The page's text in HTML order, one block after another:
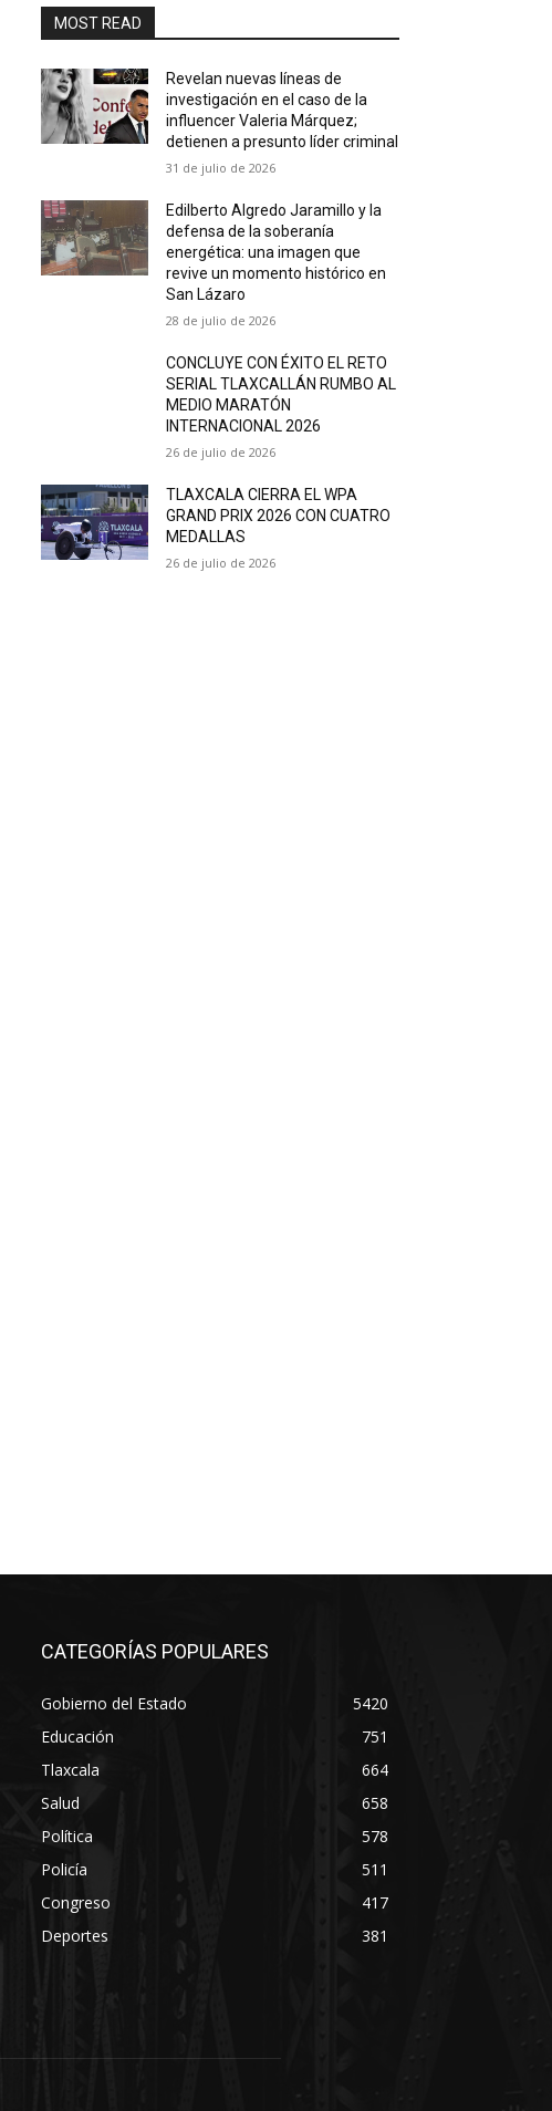
MOST READ
Revelan nuevas líneas de
investigación en el caso de la
influencer Valeria Márquez;
detienen a presunto líder criminal
31 de julio de 2026
Edilberto Algredo Jaramillo y la
defensa de la soberanía
energética: una imagen que
revive un momento histórico en
San Lázaro
28 de julio de 2026
CONCLUYE CON ÉXITO EL RETO
SERIAL TLAXCALLÁN RUMBO AL
MEDIO MARATÓN
INTERNACIONAL 2026
26 de julio de 2026
TLAXCALA CIERRA EL WPA
GRAND PRIX 2026 CON CUATRO
MEDALLAS
26 de julio de 2026
CATEGORÍAS POPULARES
Gobierno del Estado
5420
Educación
751
Tlaxcala
664
Salud
658
Política
578
Policía
511
Congreso
417
Deportes
381